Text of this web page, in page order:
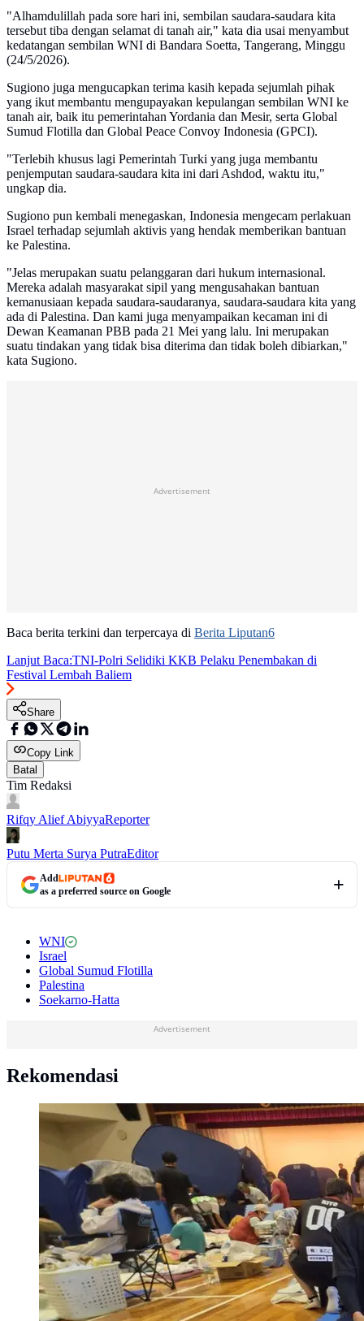
"Alhamdulillah pada sore hari ini, sembilan saudara-saudara kita
tersebut tiba dengan selamat di tanah air," kata dia usai menyambut
kedatangan sembilan WNI di Bandara Soetta, Tangerang, Minggu
(24/5/2026).
Sugiono juga mengucapkan terima kasih kepada sejumlah pihak
yang ikut membantu mengupayakan kepulangan sembilan WNI ke
tanah air, baik itu pemerintahan Yordania dan Mesir, serta Global
Sumud Flotilla dan Global Peace Convoy Indonesia (GPCI).
"Terlebih khusus lagi Pemerintah Turki yang juga membantu
penjemputan saudara-saudara kita ini dari Ashdod, waktu itu,"
ungkap dia.
Sugiono pun kembali menegaskan, Indonesia mengecam perlakuan
Israel terhadap sejumlah aktivis yang hendak memberikan bantuan
ke Palestina.
"Jelas merupakan suatu pelanggaran dari hukum internasional.
Mereka adalah masyarakat sipil yang mengusahakan bantuan
kemanusiaan kepada saudara-saudaranya, saudara-saudara kita yang
ada di Palestina. Dan kami juga menyampaikan kecaman ini di
Dewan Keamanan PBB pada 21 Mei yang lalu. Ini merupakan
suatu tindakan yang tidak bisa diterima dan tidak boleh dibiarkan,"
kata Sugiono.
Advertisement
Baca berita terkini dan terpercaya di Berita Liputan6
Lanjut Baca:TNI-Polri Selidiki KKB Pelaku Penembakan di
Festival Lembah Baliem
Share
Copy Link
Batal
Tim Redaksi
Rifqy Alief AbiyyaReporter
Putu Merta Surya PutraEditor
Add
as a preferred source on Google
WNI
Israel
Global Sumud Flotilla
Palestina
Soekarno-Hatta
Advertisement
Rekomendasi